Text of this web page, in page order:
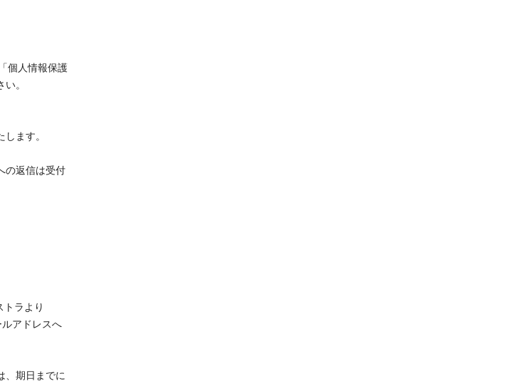
個人情報保護
。
ます。
の返信は受付
ラより
アドレスへ
、期日までに